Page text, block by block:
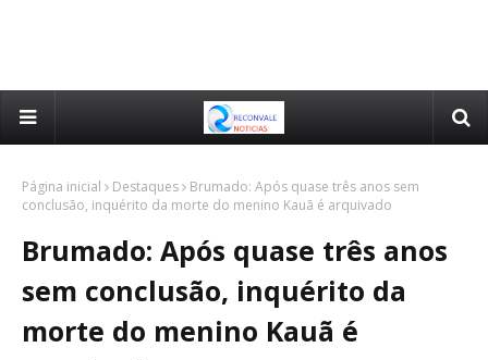
Página inicial Destaques
Brumado: Após quase três anos sem
conclusão, inquérito da morte do menino Kauã é arquivado
Brumado: Após quase três anos
sem conclusão, inquérito da
morte do menino Kauã é